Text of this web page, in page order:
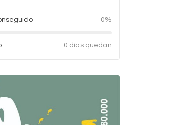
0%
0 días quedan